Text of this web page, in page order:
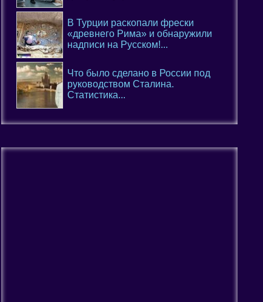
В Турции раскопали фрески
«древнего Рима» и обнаружили
надписи на Русском!...
Что было сделано в России под
руководством Сталина.
Статистика...